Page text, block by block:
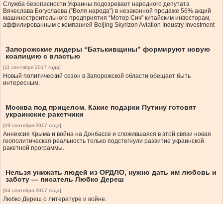
Служба безопасности Украины подозревает народного депутата
Вячеслава Богуслаева (”Воля народа”) в незаконной продаже 56% акций
машиностроительного предприятия “Мотор Сич” китайским инвесторам,
аффилированным с компанией Beijing Skyrizon Aviation Industry Investment
Запорожские лидеры “Батькивщины” формируют новую
коалицию с властью
[11 сентября 2017 года]
Новый политический сезон в Запорожской области обещает быть
интересным.
Москва под прицелом. Какие подарки Путину готовят
украинские ракетчики
[09 сентября 2017 года]
Аннексия Крыма и война на Донбассе и сложившаяся в этой связи новая
геополитическая реальность только подстегнули развитие украинской
ракетной программы.
Нельзя унижать людей из ОРДЛО, нужно дать им любовь и
заботу — писатель Любко Дереш
[04 сентября 2017 года]
Любко Дереш о литературе и войне.